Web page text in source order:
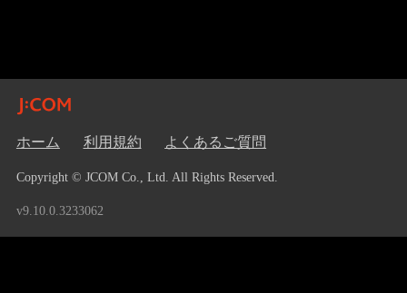
ホーム 利用規約 よくあるご質問
Copyright © JCOM Co., Ltd. All Rights Reserved.
v9.10.0.3233062